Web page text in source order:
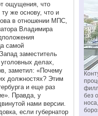
ощущения, что
же основу, что и
в отношении МПС,
Владимира
самой
заместитель
делах,
заметил: «Почему
должностях? Этим
и еще раз
Правда, у
нами версии.
если губернатор
без